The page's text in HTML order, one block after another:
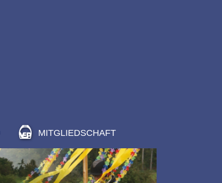
MITGLIEDSCHAFT